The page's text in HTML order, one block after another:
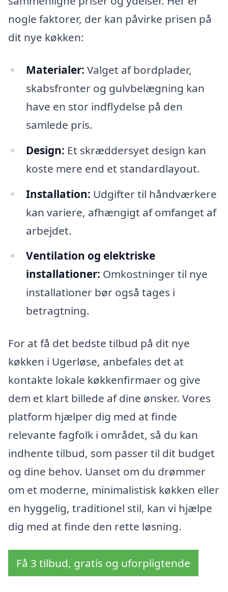
nogle faktorer, der kan påvirke prisen på
dit nye køkken:
Materialer: Valget af bordplader,
skabsfronter og gulvbelægning kan
have en stor indflydelse på den
samlede pris.
Design: Et skræddersyet design kan
koste mere end et standardlayout.
Installation: Udgifter til håndværkere
kan variere, afhængigt af omfanget af
arbejdet.
Ventilation og elektriske
installationer: Omkostninger til nye
installationer bør også tages i
betragtning.
For at få det bedste tilbud på dit nye
køkken i Ugerløse, anbefales det at
kontakte lokale køkkenfirmaer og give
dem et klart billede af dine ønsker. Vores
platform hjælper dig med at finde
relevante fagfolk i området, så du kan
indhente tilbud, som passer til dit budget
og dine behov. Uanset om du drømmer
om et moderne, minimalistisk køkken eller
en hyggelig, traditionel stil, kan vi hjælpe
dig med at finde den rette løsning.
Få 3 tilbud, gratis og uforpligtende